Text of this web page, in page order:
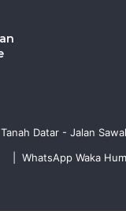
Datar - Jalan
WhatsApp Waka